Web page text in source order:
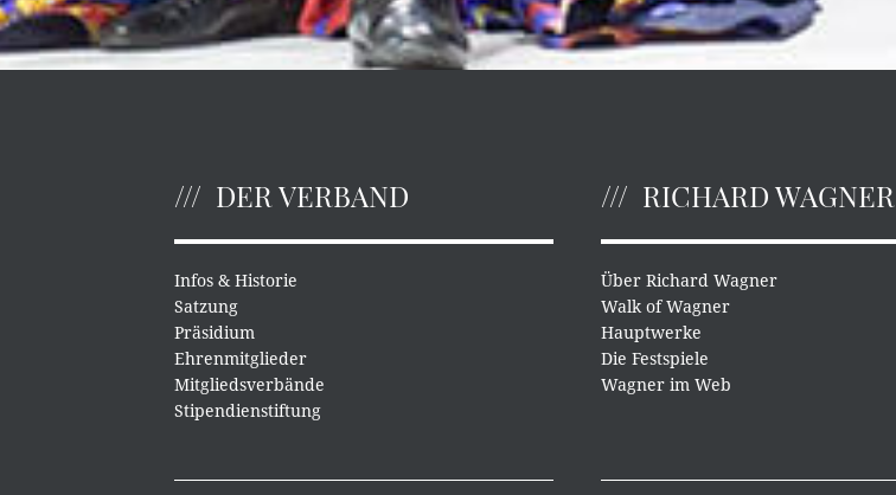
DER VERBAND
Infos & Historie
Satzung
Präsidium
Ehrenmitglieder
Mitgliedsverbände
Stipendienstiftung
RICHARD WAGNER
Über Richard Wagner
Walk of Wagner
Hauptwerke
Die Festspiele
Wagner im Web